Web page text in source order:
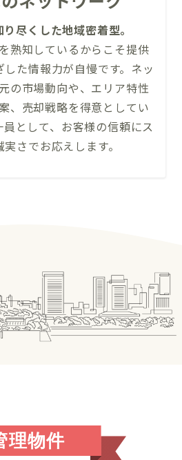
尽くした地域密着型。
熟知しているからこそ提供
た情報力が自慢です。ネッ
の市場動向や、エリア特性
、売却戦略を得意としてい
員として、お客様の信頼にス
さでお応えします。
理物件